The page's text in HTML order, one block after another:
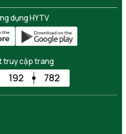
dụng HYTV
truy cập trang
192 782